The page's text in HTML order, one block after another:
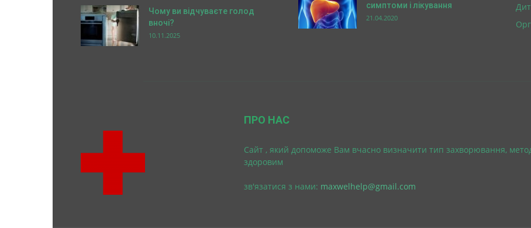
Чому ви відчуваєте голод
вночі?
10.11.2025
симптоми і лікування
21.04.2020
ПРО НАС
Cайт , який допоможе Вам вчасно визначити тип захворювання,
здоровим
зв'язатися з нами: maxwelhelp@gmail.com